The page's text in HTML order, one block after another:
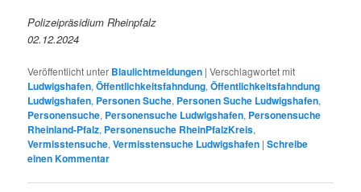
Polizeipräsidium Rheinpfalz
02.12.2024
Veröffentlicht unter Blaulichtmeldungen |Verschlagwortet mit
Ludwigshafen,Öffentlichkeitsfahndung,Öffentlichkeitsfahndung
Ludwigshafen, Personen Suche, Personen Suche Ludwigshafen,
Personensuche, Personensuche Ludwigshafen, Personensuche
Rheinland-Pfalz, Personensuche RheinPfalzKreis,
Vermisstensuche,Vermisstensuche Ludwigshafen |Schreibe
einen Kommentar